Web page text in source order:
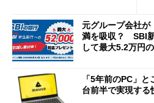
元グループ会社が
満を吸収？ SBI
して最大5.2万円
「5年前のPC」
台前半で実現する